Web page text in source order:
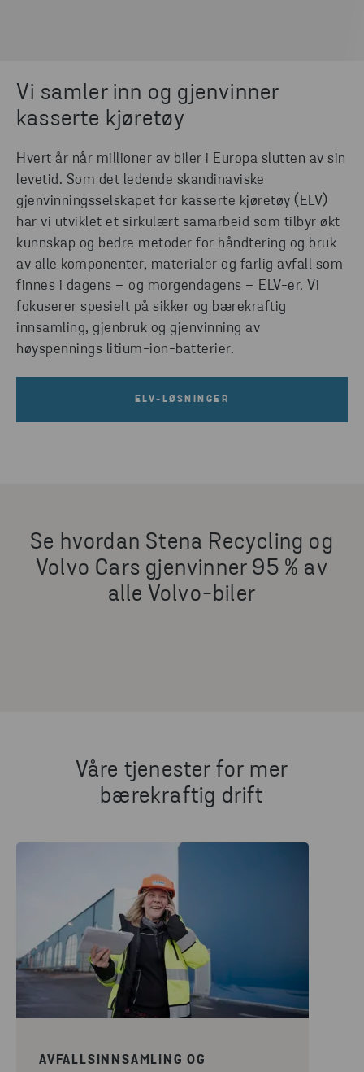
Vi samler inn og gjenvinner
kasserte kjøretøy
Hvert år når millioner av biler i Europa slutten av sin
levetid. Som det ledende skandinaviske
gjenvinningsselskapet for kasserte kjøretøy (ELV)
har vi utviklet et sirkulært samarbeid som tilbyr økt
kunnskap og bedre metoder for håndtering og bruk
av alle komponenter, materialer og farlig avfall som
finnes i dagens – og morgendagens – ELV-er. Vi
fokuserer spesielt på sikker og bærekraftig
innsamling, gjenbruk og gjenvinning av
høyspennings litium-ion-batterier.
ELV-LØSNINGER
Se hvordan Stena Recycling og
Volvo Cars gjenvinner 95 % av
alle Volvo-biler
Våre tjenester for mer
bærekraftig drift
AVFALLSINNSAMLING OG